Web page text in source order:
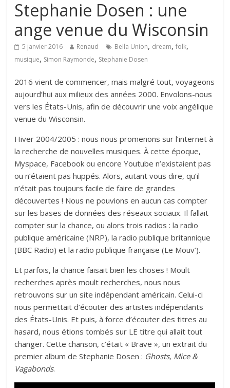
Stephanie Dosen : une
ange venue du Wisconsin
5 janvier 2016 Renaud Bella Union, dream,folk,
musique, Simon Raymonde, Stephanie Dosen
2016 vient de commencer, mais malgré tout, voyageons
aujourd’hui aux milieux des années 2000. Envolons-nous
vers les États-Unis, afin de découvrir une voix angélique
venue du Wisconsin.
Hiver 2004/2005 : nous nous promenons sur l’internet à
la recherche de nouvelles musiques. À cette époque,
Myspace, Facebook ou encore Youtube n’existaient pas
ou n’étaient pas huppés. Alors, autant vous dire, qu’il
n’était pas toujours facile de faire de grandes
découvertes ! Nous ne pouvions en aucun cas compter
sur les bases de données des réseaux sociaux. Il fallait
compter sur la chance, ou alors trois radios : la radio
publique américaine (NRP), la radio publique britannique
(BBC Radio) et la radio publique française (Le Mouv’).
Et parfois, la chance faisait bien les choses ! Moult
recherches après moult recherches, nous nous
retrouvons sur un site indépendant américain. Celui-ci
nous permettait d’écouter des artistes indépendants
des États-Unis. Et puis, à force d’écouter des titres au
hasard, nous étions tombés sur LE titre qui allait tout
changer. Cette chanson, c’était « Brave », un extrait du
premier album de Stephanie Dosen : Ghosts, Mice &
Vagabonds.